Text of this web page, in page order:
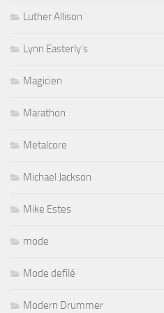
Luther Allison
Lynn Easterly's
Magicien
Marathon
Metalcore
Michael Jackson
Mike Estes
mode
Mode defilé
Modern Drummer